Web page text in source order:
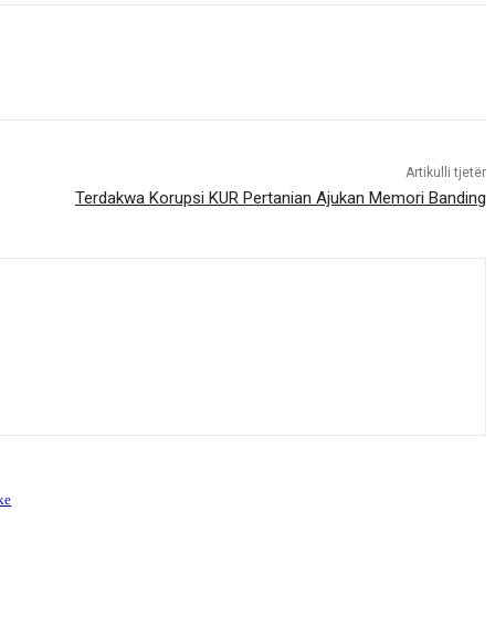
Artikulli tjetër
Terdakwa Korupsi KUR Pertanian Ajukan Memori Banding